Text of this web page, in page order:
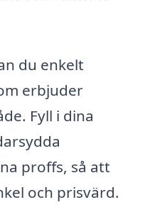
du enkelt
erbjuder
Fyll i dina
proffs, så att
och prisvärd.